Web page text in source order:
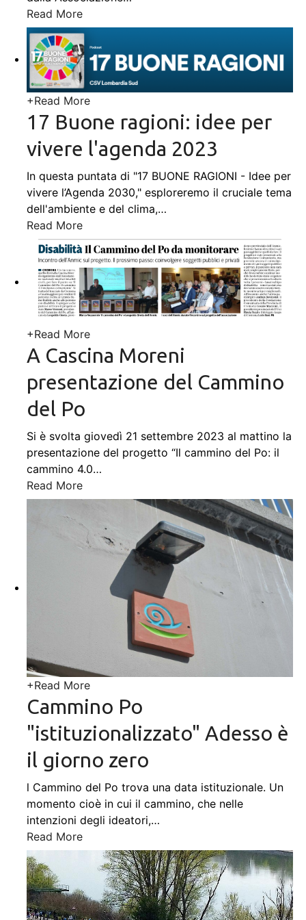
Read More
+Read More
17 Buone ragioni: idee per
vivere l'agenda 2023
In questa puntata di "17 BUONE RAGIONI - Idee per
vivere l’Agenda 2030," esploreremo il cruciale tema
dell'ambiente e del clima,…
Read More
+Read More
A Cascina Moreni
presentazione del Cammino
del Po
Si è svolta giovedì 21 settembre 2023 al mattino la
presentazione del progetto “Il cammino del Po: il
cammino 4.0…
Read More
+Read More
Cammino Po
"istituzionalizzato" Adesso è
il giorno zero
l Cammino del Po trova una data istituzionale. Un
momento cioè in cui il cammino, che nelle
intenzioni degli ideatori,…
Read More